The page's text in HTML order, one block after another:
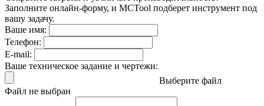
Заполните онлайн-форму, и MCTool подберет инструмент под
вашу задачу.
Ваше имя:
Телефон:
E-mail:
Ваше техническое задание и чертежи:
Выберите файл
Файл не выбран